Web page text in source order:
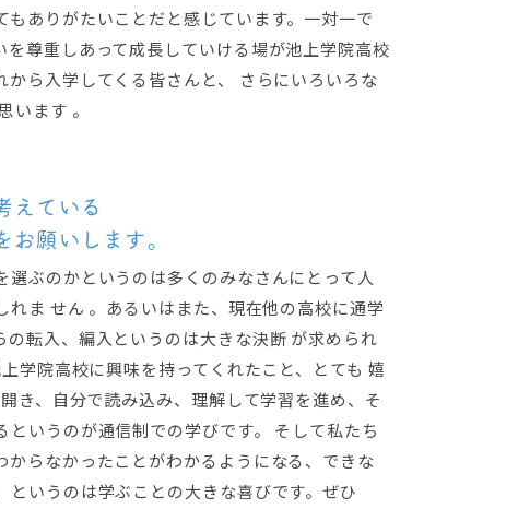
もありがたいことだと感じています。一対一で
を尊重しあって成長していける場が池上学院高校
から入学してくる皆さんと、 さらにいろいろな
います 。
えている
願いします。
選ぶのかというのは多くのみなさんにとって人
れま せん 。あるいはまた、現在他の高校に通学
の転入、編入というのは大きな決断 が求められ
学院高校に興味を持ってくれたこと、とても 嬉
き、自分で読み込み、理解して学習を進め、そ
いうのが通信制での学びです。 そして私たち
からなかったことがわかるようになる、できな
というのは学ぶことの大きな喜びです。ぜひ